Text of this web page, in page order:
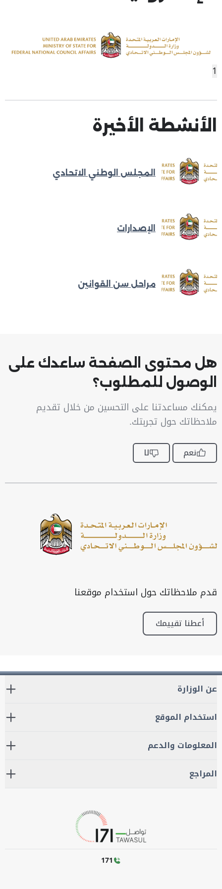
1
الأنشطة الأخيرة
المجلس الوطني الاتحادي
الإصدارات
مراحل سن القوانين
هل محتوى الصفحة ساعدك على
الوصول للمطلوب؟
يمكنك مساعدتنا على التحسين من خلال تقديم
ملاحظاتك حول تجربتك.
نعم لا
قدم ملاحظاتك حول استخدام موقعنا
أعطنا تقييمك
عن الوزارة
استخدام الموقع
المعلومات والدعم
المراجع
171